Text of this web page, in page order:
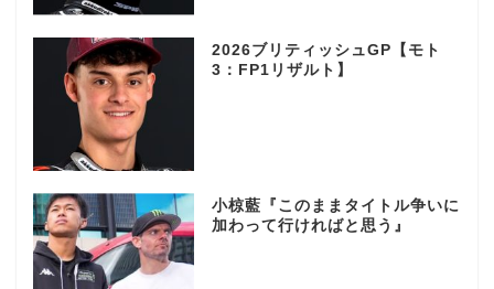
2026ブリティッシュGP【モト
3：FP1リザルト】
小椋藍『このままタイトル争いに
加わって行ければと思う』